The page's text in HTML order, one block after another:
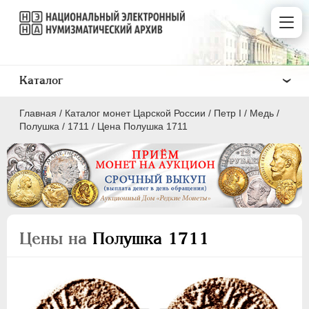
Главная / Каталог монет Царской России / Пeтр I / Медь /
Полушка / 1711 / Цена Полушка 1711
Цены на Полушка 1711
Каталог
ПEТР I 1699 - 1725
Серебро
5 копеек